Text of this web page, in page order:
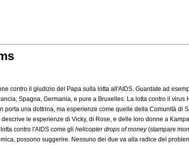
contro il giudizio del Papa sulla lotta all'AIDS. Guardate ad
Spagna, Germania, e pure a Bruxelles. La lotta contro il
una dottrina, ma esperienze come quelle della Comunità di
descrive le esperienze di Vicky, di Rose, e delle loro donne a
contro l'AIDS come gli helicopter drops of money(stampare
possono suggerire. Nessuno dei due va alla radice del